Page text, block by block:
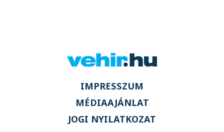
IMPRESSZUM
MÉDIAAJÁNLAT
JOGI NYILATKOZAT